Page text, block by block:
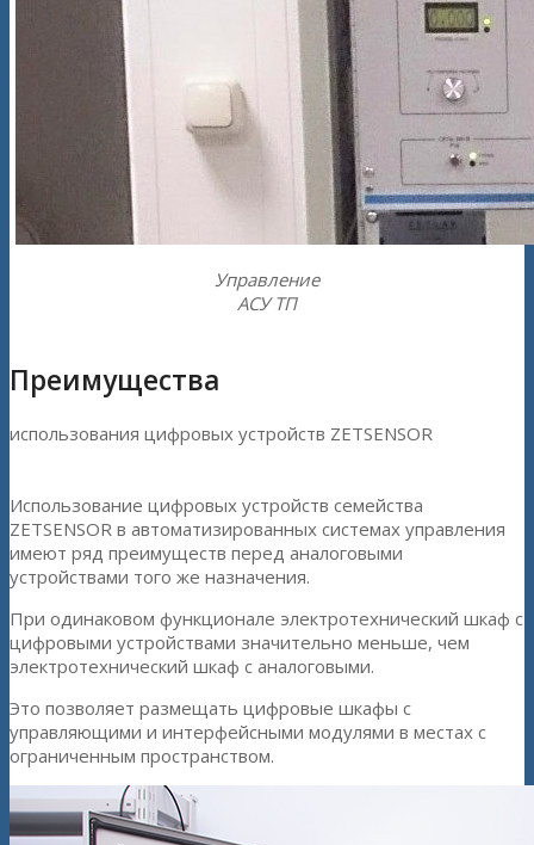
Управление
АСУ ТП
Преимущества
использования цифровых устройств ZETSENSOR
Использование цифровых устройств семейства
ZETSENSOR в автоматизированных системах управления
имеют ряд преимуществ перед аналоговыми
устройствами того же назначения.
При одинаковом функционале электротехнический шкаф с
цифровыми устройствами значительно меньше, чем
электротехнический шкаф с аналоговыми.
Это позволяет размещать цифровые шкафы с
управляющими и интерфейсными модулями в местах с
ограниченным пространством.